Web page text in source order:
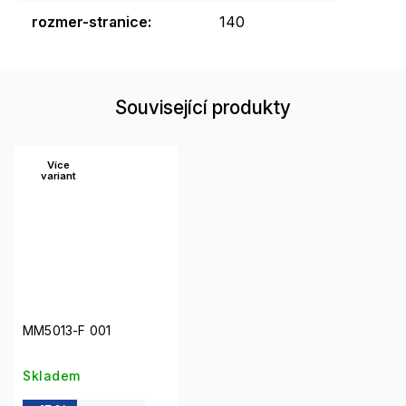
rozmer-stranice: 140
Související produkty
Více
variant
MM5013-F 001
Skladem